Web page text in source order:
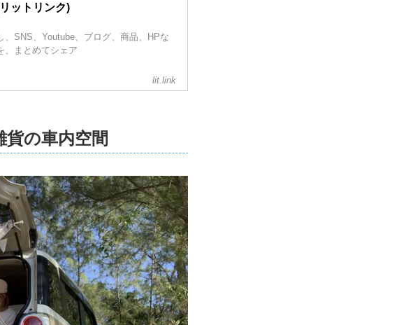
ットリンク)
、SNS、Youtube、ブログ、商品、HPな
、まとめてシェア
lit.link
の車内空間